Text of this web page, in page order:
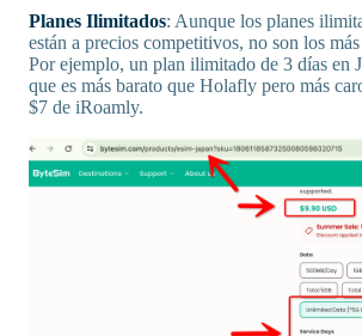
Planes Ilimitados: Aunque los planes
están a precios competitivos, no son los
Por ejemplo, un plan ilimitado de 3 días en
que es más barato que Holafly pero más
$7 de iRoamly.